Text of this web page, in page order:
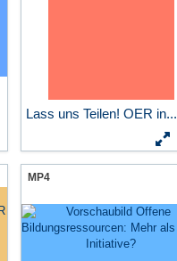
Lass uns Teilen! OER in...
MP4